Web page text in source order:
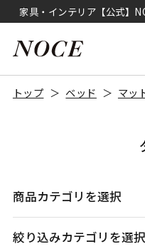
家具・インテリア【公式】
トップ ベッド マッ
商品カテゴリを選択
絞り込みカテゴリを選択